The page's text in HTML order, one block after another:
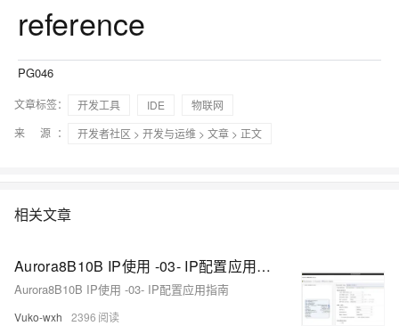
reference
PG046
文章标签： 开发工具 IDE
物联网
来 源：
开发者社区 > 开发与运维 > 文章 > 正文
相关文章
Aurora8B10B IP使用 -03- IP配置应用指南
Aurora8B10B IP使用 -03- IP配置应用指南
Vuko-wxh 2396